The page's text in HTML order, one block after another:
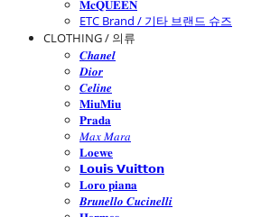
𝐌𝐜𝐐𝐔𝐄𝐄𝐍
ETC Brand / 기타 브랜드 슈즈
CLOTHING / 의류
𝑪𝒉𝒂𝒏𝒆𝒍
𝑫𝒊𝒐𝒓
𝑪𝒆𝒍𝒊𝒏𝒆
𝐌𝐢𝐮𝐌𝐢𝐮
𝐏𝐫𝐚𝐝𝐚
𝑀𝑎𝑥 𝑀𝑎𝑟𝑎
𝐋𝐨𝐞𝐰𝐞
𝗟𝗼𝘂𝗶𝘀 𝗩𝘂𝗶𝘁𝘁𝗼𝗻
𝐋𝐨𝐫𝐨 𝐩𝐢𝐚𝐧𝐚
𝑩𝒓𝒖𝒏𝒆𝒍𝒍𝒐 𝑪𝒖𝒄𝒊𝒏𝒆𝒍𝒍𝒊